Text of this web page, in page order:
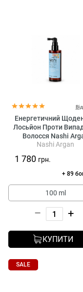
Енергетичний
Лосьйон Проти
Волосся Nashi
Essential Energy
Nashi Argan
1 780 грн.
+ 89
100 ml
– +
КУПИТИ
SALE